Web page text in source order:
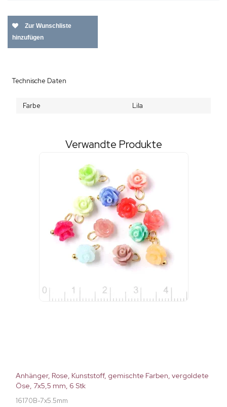
Zur Wunschliste
hinzufügen
Technische Daten
Farbe Lila
Verwandte Produkte
Anhänger, Rose, Kunststoff, gemischte Farben, vergoldete
Öse, 7x5,5 mm, 6 Stk
16170B-7x5.5mm